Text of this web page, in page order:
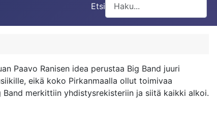
Etsi
Paavo Ranisen idea perustaa Big Band juuri
eikä koko Pirkanmaalla ollut toimivaa
merkittiin yhdistysrekisteriin ja siitä kaikki alkoi.